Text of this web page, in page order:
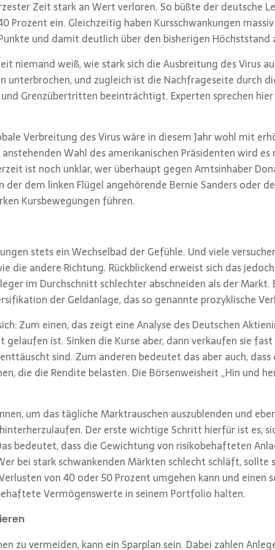
Zeit stark an Wert verloren. So büßte der deutsche
Prozent ein. Gleichzeitig haben Kursschwankungen
und damit deutlich über den bisherigen Höchststand
niemand weiß, wie stark sich die Ausbreitung des Virus
unterbrochen, und zugleich ist die Nachfrageseite durch
und Grenzübertritten beeinträchtigt. Experten sprechen
Verbreitung des Virus wäre in diesem Jahr wohl mit
Wahl des amerikanischen Präsidenten wird
ist noch unklar, wer überhaupt gegen Amtsinhaber
der dem linken Flügel angehörende Bernie Sanders oder
Kursbewegungen führen.
stets ein Wechselbad der Gefühle. Und viele
die andere Richtung. Rückblickend erweist sich das
im Durchschnitt schlechter abschneiden als der
der Geldanlage, das so genannte prozyklische
Zum einen, das zeigt eine Analyse des Deutschen
ist. Sinken die Kurse aber, dann verkaufen sie
sind. Zum anderen bedeutet das aber auch,
die die Rendite belasten. Die Börsenweisheit „Hin und
um das tägliche Marktrauschen auszublenden und
Der erste wichtige Schritt hierfür ist es,
bedeutet, dass die Gewichtung von risikobehafteten
bei stark schwankenden Märkten schlecht schläft,
von 40 oder 50 Prozent umgehen kann und
Vermögenswerte in seinem Portfolio halten.
zu vermeiden, kann ein Sparplan sein. Dabei zahlen